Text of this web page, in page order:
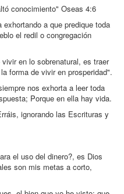
conocimiento" Oseas 4:6
a que predique toda
el redil o congregación
en lo sobrenatural, es traer
forma de vivir en prosperidad".
nos exhorta a leer toda
Porque en ella hay vida.
ignorando las Escrituras y
el uso del dinero?, es Dios
son mis metas a corto,